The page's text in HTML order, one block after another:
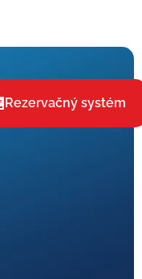
Rezervačný systém